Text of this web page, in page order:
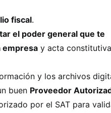
fiscal.
el poder general que te
empresa y acta constitutiva
y los archivos
buen Proveedor
por el SAT para